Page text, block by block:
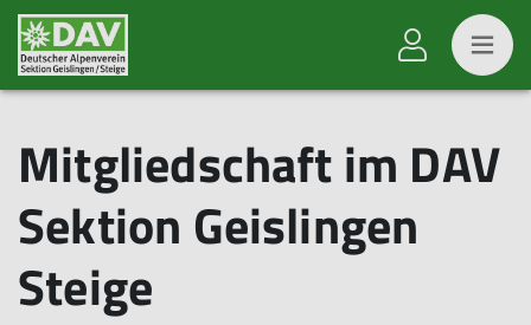
Mitgliedschaft im DAV
Sektion Geislingen
Steige